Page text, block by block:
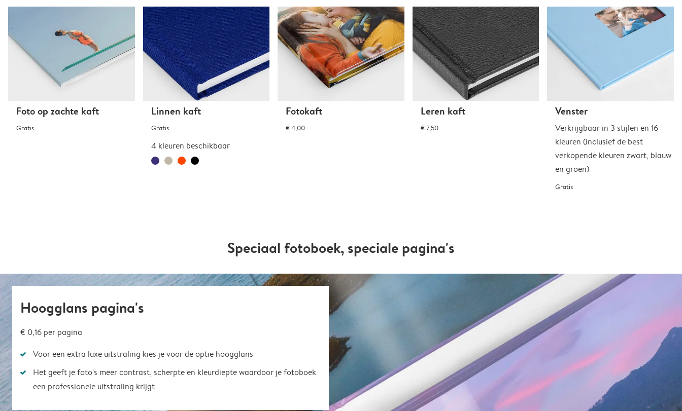
Foto op zachte kaft
Gratis
Linnen kaft
Gratis
4 kleuren beschikbaar
Fotokaft
€ 4,00
Leren kaft
€ 7,50
Venster
Verkrijgbaar in 3 stijlen en 16
kleuren (inclusief de best
verkopende kleuren zwart, blauw
en groen)
Gratis
Speciaal fotoboek, speciale pagina's
Hoogglans pagina's
€ 0,16 per pagina
Voor een extra luxe uitstraling kies je voor de optie hoogglans
Het geeft je foto's meer contrast, scherpte en kleurdiepte waardoor je fotoboek
een professionele uitstraling krijgt